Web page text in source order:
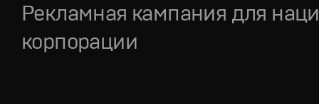
Рекламная кампания для
корпорации